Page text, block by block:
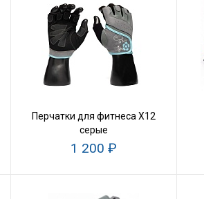
Перчатки для фитнеса X12
серые
1 200 ₽